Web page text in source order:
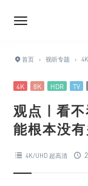
首页 › 视听专题 ›
4K 8K HDR TV
观点 | 看
能根本没
4K/UHD 超高清